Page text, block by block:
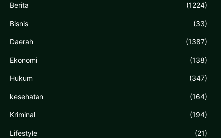
Berita (1224)
Bisnis (33)
Daerah (1387)
Ekonomi (138)
Hukum (347)
kesehatan (164)
Kriminal (194)
Lifestyle (21)